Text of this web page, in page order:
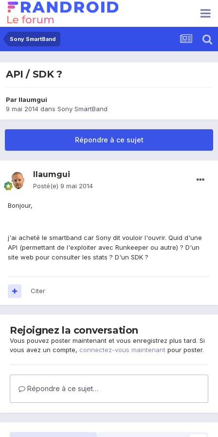
Sony SmartBand
API / SDK ?
Par llaumgui
9 mai 2014 dans Sony SmartBand
Répondre à ce sujet
llaumgui
Posté(e) 9 mai 2014
Bonjour,
j'ai acheté le smartband car Sony dit vouloir l'ouvrir. Quid d'une
API (permettant de l'exploiter avec Runkeeper ou autre) ? D'un
site web pour consulter les stats ? D'un SDK ?
Citer
Rejoignez la conversation
Vous pouvez poster maintenant et vous enregistrez plus tard. Si
vous avez un compte, connectez-vous maintenant pour poster.
Répondre à ce sujet…